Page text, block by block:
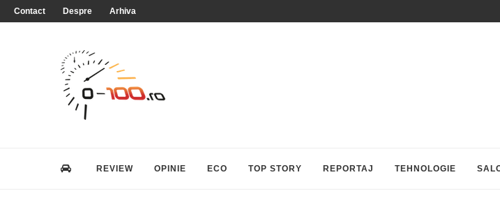
Contact Despre Arhiva
REVIEW OPINIE ECO TOP STORY REPORTAJ TEHNOLOGIE